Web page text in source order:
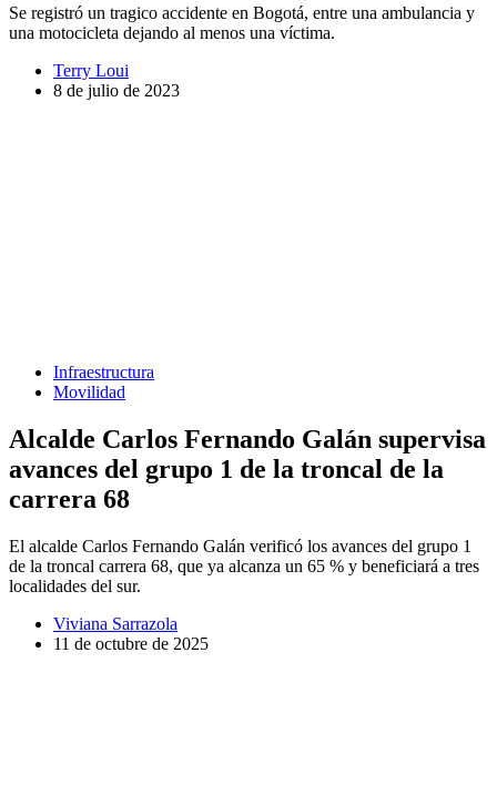
Se registró un tragico accidente en Bogotá, entre una ambulancia y
una motocicleta dejando al menos una víctima.
Terry Loui
8 de julio de 2023
Infraestructura
Movilidad
Alcalde Carlos Fernando Galán supervisa
avances del grupo 1 de la troncal de la
carrera 68
El alcalde Carlos Fernando Galán verificó los avances del grupo 1
de la troncal carrera 68, que ya alcanza un 65 % y beneficiará a tres
localidades del sur.
Viviana Sarrazola
11 de octubre de 2025